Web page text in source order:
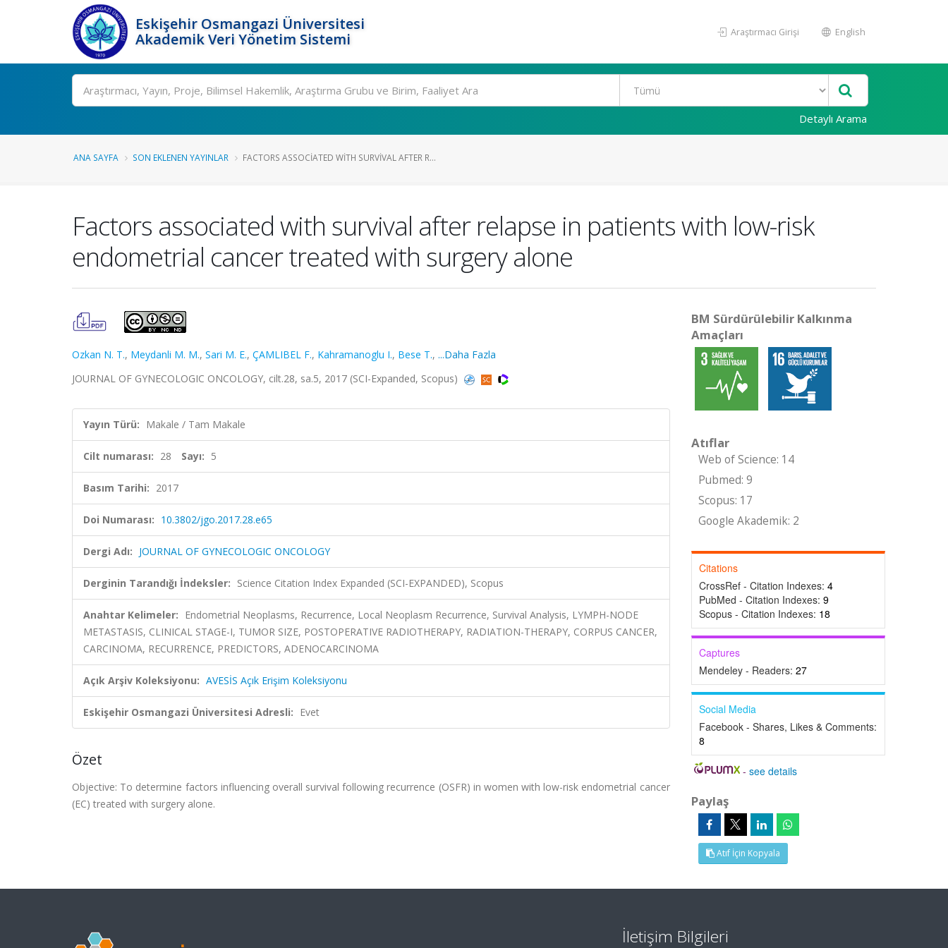
Eskişehir Osmangazi Üniversitesi
Akademik Veri Yönetim Sistemi
Araştırmacı Girişi English
Ara
Detaylı Arama
ANA SAYFA SON EKLENEN YAYINLAR FACTORS ASSOCIATED WITH SURVIVAL AFTER R...
Factors associated with survival after relapse in patients with low-risk
endometrial cancer treated with surgery alone
Ozkan N. T., Meydanli M. M., Sari M. E., ÇAMLIBEL F., Kahramanoglu I., Bese T., ...Daha Fazla
JOURNAL OF GYNECOLOGIC ONCOLOGY, cilt.28, sa.5, 2017 (SCI-Expanded, Scopus)
Yayın Türü: Makale / Tam Makale
Cilt numarası: 28 Sayı: 5
Basım Tarihi: 2017
Doi Numarası: 10.3802/jgo.2017.28.e65
Dergi Adı: JOURNAL OF GYNECOLOGIC ONCOLOGY
Derginin Tarandığı İndeksler: Science Citation Index Expanded (SCI-EXPANDED), Scopus
Anahtar Kelimeler: Endometrial Neoplasms, Recurrence, Local Neoplasm Recurrence, Survival Analysis, LYMPH-NODE
METASTASIS, CLINICAL STAGE-I, TUMOR SIZE, POSTOPERATIVE RADIOTHERAPY, RADIATION-THERAPY, CORPUS CANCER,
CARCINOMA, RECURRENCE, PREDICTORS, ADENOCARCINOMA
Açık Arşiv Koleksiyonu: AVESİS Açık Erişim Koleksiyonu
Eskişehir Osmangazi Üniversitesi Adresli: Evet
Özet
Objective: To determine factors influencing overall survival following recurrence (OSFR) in women with low-risk endometrial cancer
(EC) treated with surgery alone.
BM Sürdürülebilir Kalkınma
Amaçları
Atıflar
Web of Science: 14
Pubmed: 9
Scopus: 17
Google Akademik: 2
Citations
CrossRef - Citation Indexes: 4
PubMed - Citation Indexes: 9
Scopus - Citation Indexes: 18
Captures
Mendeley - Readers: 27
Social Media
Facebook - Shares, Likes & Comments:
8
-see details
Paylaş
Atıf İçin Kopyala
İletişim Bilgileri